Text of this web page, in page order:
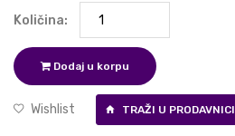
Količina:
Dodaj u korpu
Wishlist TRAŽI U PRODAVNICI